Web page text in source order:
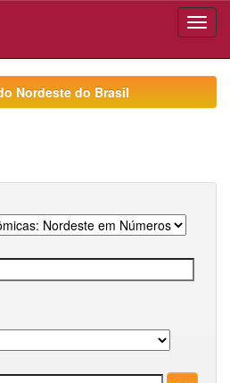
Nordeste do Brasil